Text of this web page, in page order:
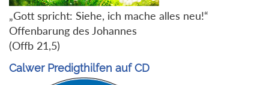
„Gott spricht: Siehe, ich mache alles neu!“
Offenbarung des Johannes
(Offb 21,5)
Calwer Predigthilfen auf CD